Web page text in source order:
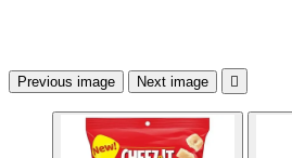
Previous image Next image 